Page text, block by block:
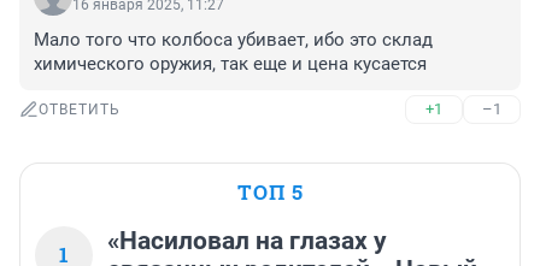
16 января 2025, 11:27
Мало того что колбоса убивает, ибо это склад
химического оружия, так еще и цена кусается
ОТВЕТИТЬ +1 –1
ТОП 5
1
«Насиловал на глазах у